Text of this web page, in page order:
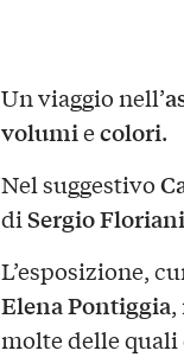
Un viaggio nell’
volumiecolori.
Nel suggestivo
diSergio Floriani
L’esposizione,
Elena Pontiggia,
molte delle quali